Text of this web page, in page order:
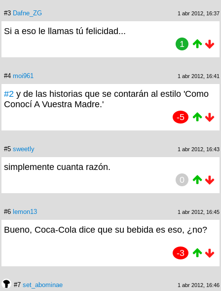
#3 Dafne_ZG 1 abr 2012, 16:37
Si a eso le llamas tú felicidad...
1
#4 moi961 1 abr 2012, 16:41
#2 y de las historias que se contarán al estilo 'Como
Conocí A Vuestra Madre.'
-5
#5 sweetly 1 abr 2012, 16:43
simplemente cuanta razón.
0
#6 lemon13 1 abr 2012, 16:45
Bueno, Coca-Cola dice que su bebida es eso, ¿no?
-3
#7 set_abominae 1 abr 2012, 16:46